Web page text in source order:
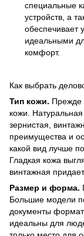
специальные
устройств, а
обеспечивает
идеальными
комфорт.
Как выбрать
Тип кожи. Прежде
кожи.
зернистая,
преимущества и
какой вид лучше
Гладкая кожа
винтажная
Размер и форма.
Большие модели
документы
идеальны для